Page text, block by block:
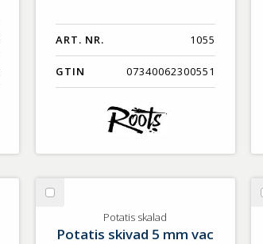
ART. NR. 1055
GTIN 07340062300551
Välj
skalad
Potatis skalad
Potatis skivad 5 mm vac